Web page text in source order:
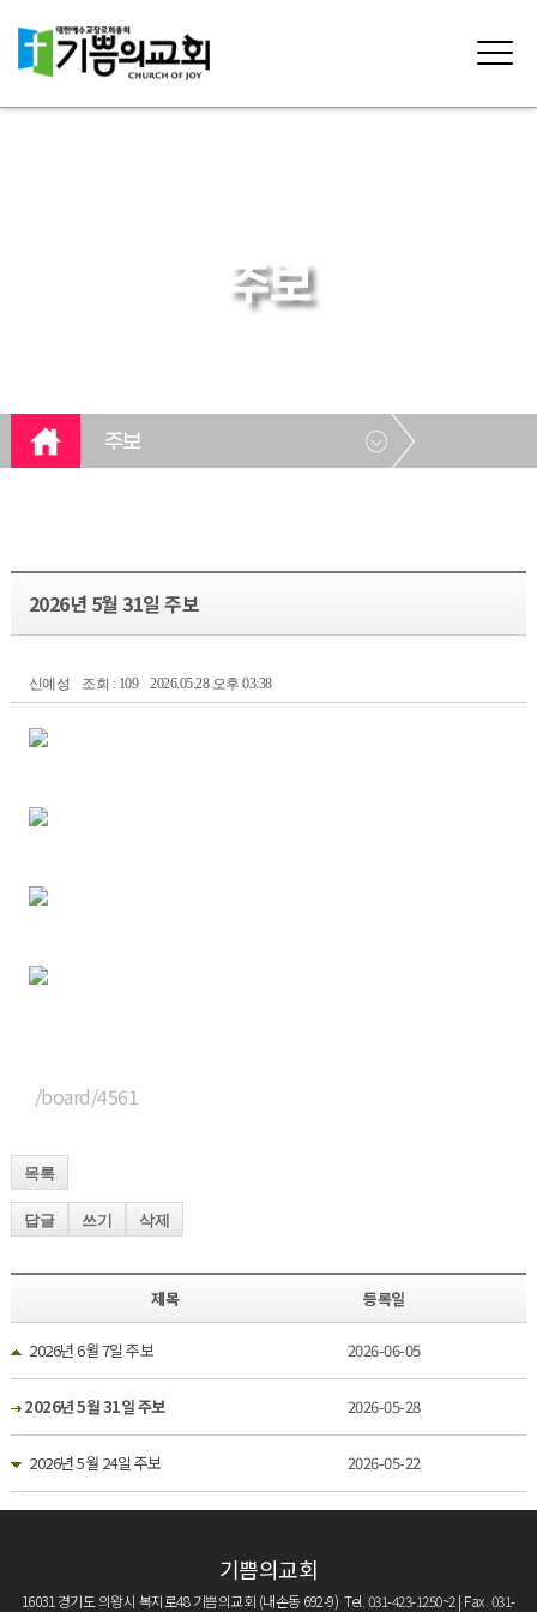
주보
주보
2026년 5월 31일 주보
신예성 조회 : 109 2026.05.28 오후 03:38
/board/4561
목록
답글 쓰기 삭제
제목 등록일
2026년 6월 7일 주보 2026-06-05
2026년 5월 31일 주보 2026-05-28
2026년 5월 24일 주보 2026-05-22
기쁨의교회
16031 경기도 의왕시 복지로48 기쁨의교회 (내손동 692-9) Tel. 031-423-1250~2 | Fax. 031-